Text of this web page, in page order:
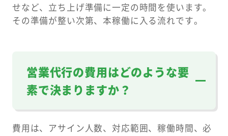
せなど、立ち上げ準備に一定の時間を使います。
その準備が整い次第、本稼働に入る流れです。
営業代行の費用はどのような要
素で決まりますか？
費用は、アサイン人数、対応範囲、稼働時間、必